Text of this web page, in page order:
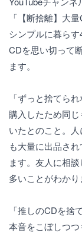
「【断捨離】大
シンプルに暮ら
CDを思い切って
ます。
「ずっと捨てら
購入したため同
いたとのこと。
も大量に出品さ
ます。友人に相
多いことがわかり
「推しのCDを捨
本音をこぼしつ